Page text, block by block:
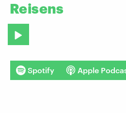
Reisens
Spotify Apple